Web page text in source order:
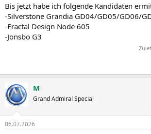
Bis jetzt habe ich folgende Kandidaten
-Silverstone Grandia GD04/GD05/GD06/
-Fractal Design Node 605
-Jonsbo G3
M
Grand Admiral Special
06.07.2026